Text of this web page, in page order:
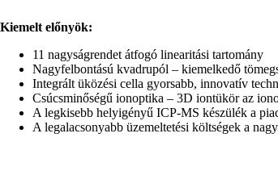
Kiemelt előnyök:
11 nagyságrendet átfogó linearitási tartomány
Nagyfelbontású kvadrupól – kiemelkedő
Integrált üközési cella gyorsabb, innovatív
Csúcsminőségű ionoptika – 3D iontükör az
A legkisebb helyigényű ICP-MS készülék a
A legalacsonyabb üzemeltetési költségek a